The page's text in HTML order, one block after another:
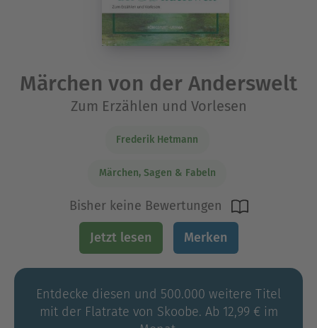
Märchen von der Anderswelt
Zum Erzählen und Vorlesen
Frederik Hetmann
Märchen, Sagen & Fabeln
Bisher keine Bewertungen
Jetzt lesen Merken
Entdecke diesen und 500.000 weitere Titel
mit der Flatrate von Skoobe. Ab 12,99 € im